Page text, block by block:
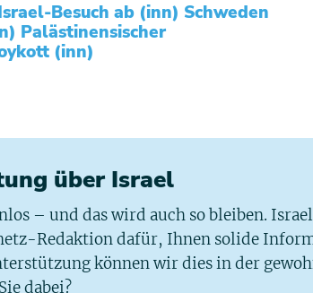
Besuch ab (inn) Schweden
Palästinensischer
(inn)
über Israel
– und das wird auch so bleiben.
Redaktion dafür, Ihnen solide
können wir dies in der
dabei?